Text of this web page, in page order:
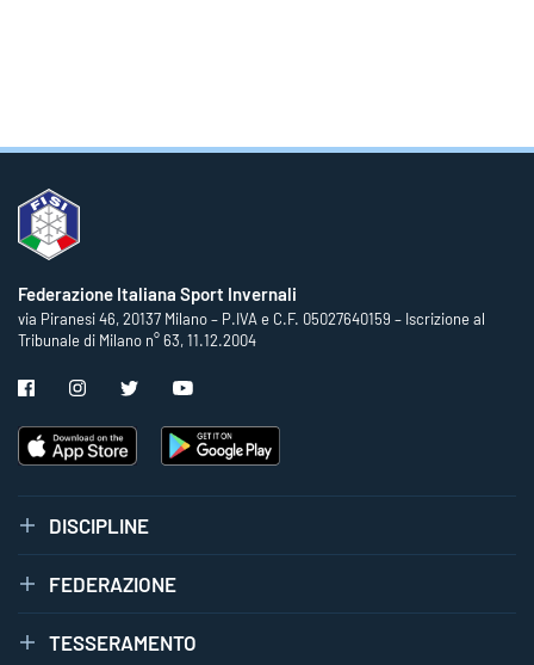
Federazione Italiana Sport Invernali
via Piranesi 46, 20137 Milano – P.IVA e C.F. 05027640159 – Iscrizione al
Tribunale di Milano n° 63, 11.12.2004
DISCIPLINE
FEDERAZIONE
TESSERAMENTO